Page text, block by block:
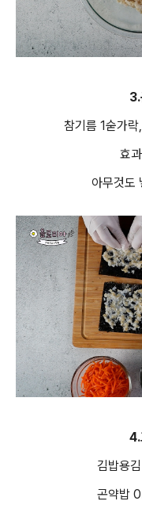
3.
참기름 1숟가
효
아무것도
4.
김밥용
곤약밥